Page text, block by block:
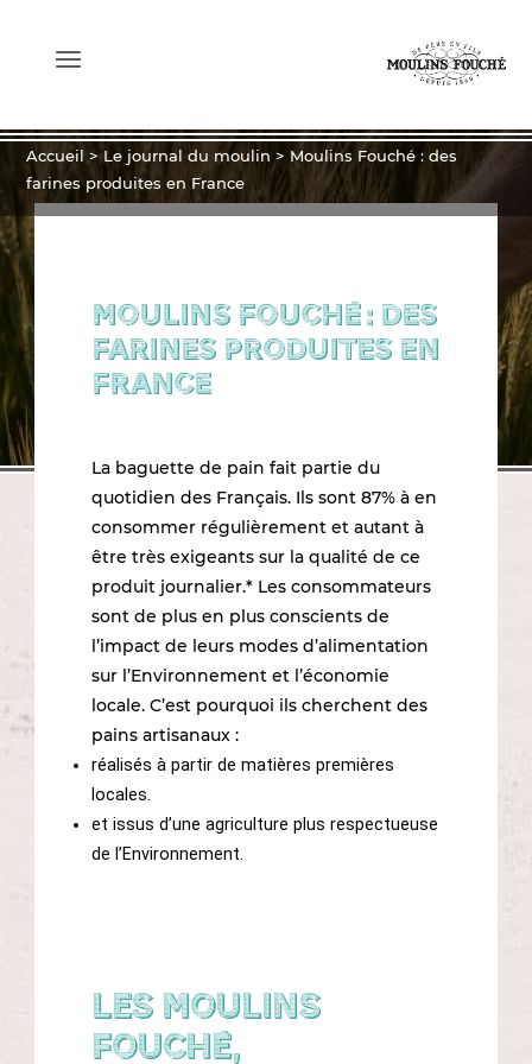
NOS FARINES
NOS SERVICES
NOS ENGAGEMENTS
QUI SOMMES-NOUS ?
LE JOURNAL
CONTACTEZ-NOUS
Accueil >Le journal du moulin > Moulins Fouché : des
farines produites en France
Moulins Fouché : des
farines produites en
France
La baguette de pain fait partie du
quotidien des Français. Ils sont 87% à en
consommer régulièrement et autant à
être très exigeants sur la qualité de ce
produit journalier.* Les consommateurs
sont de plus en plus conscients de
l’impact de leurs modes d’alimentation
sur l’Environnement et l’économie
locale. C’est pourquoi ils cherchent des
pains artisanaux :
réalisés à partir de matières premières
locales.
et issus d’une agriculture plus respectueuse
de l’Environnement.
Les Moulins
Fouché,